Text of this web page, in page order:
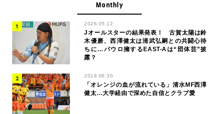
Monthly
2026.05.12
Jオールスターの結果発表！ 古賀太陽は鈴
木優磨、西澤健太は清武弘嗣との共闘心待
ちに…パウロ擁するEAST-Aは“団体芸”披
露？
2019.06.30
「オレンジの血が流れている」清水MF西澤
健太…大学経由で深めた自信とクラブ愛